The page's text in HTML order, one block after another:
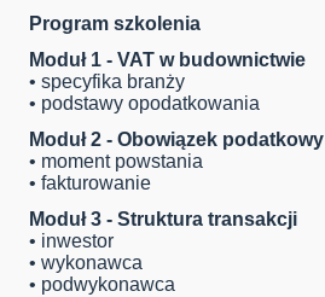
Program szkolenia
Moduł 1 - VAT w budownictwie
• specyfika branży
• podstawy opodatkowania
Moduł 2 - Obowiązek podatkowy
• moment powstania
• fakturowanie
Moduł 3 - Struktura transakcji
• inwestor
• wykonawca
• podwykonawca